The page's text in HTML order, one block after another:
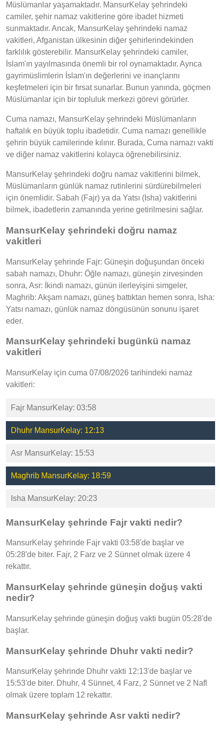
Müslümanlar yaşamaktadır. MansurKelay şehrindeki
camiler, şehir namaz vakitlerine göre ibadet hizmeti
sunmaktadır. Ancak, MansurKelay şehrindeki namaz
vakitleri, Afganistan ülkesinin diğer şehirlerindekinden
farklılık gösterebilir. MansurKelay şehrindeki camiler,
İslam'ın yayılmasında önemli bir rol oynamaktadır. Ayrıca
gayrimüslimlerin İslam'ın değerlerini ve inançlarını
keşfetmeleri için bir fırsat sunarlar. Bunun yanında, göçmen
Müslümanlar için bir topluluk merkezi görevi görürler.
Cuma namazı, MansurKelay şehrindeki Müslümanların
haftalık en büyük toplu ibadetidir. Cuma namazı genellikle
şehrin büyük camilerinde kılınır. Burada, Cuma namazı vakti
ve diğer namaz vakitlerini kolayca öğrenebilirsiniz.
MansurKelay şehrindeki doğru namaz vakitlerini bilmek,
Müslümanların günlük namaz rutinlerini sürdürebilmeleri
için önemlidir. Sabah (Fajr) ya da Yatsı (Isha) vakitlerini
bilmek, ibadetlerin zamanında yerine getirilmesini sağlar.
MansurKelay şehrindeki doğru namaz
vakitleri
MansurKelay şehrinde Fajr: Güneşin doğuşundan önceki
sabah namazı, Dhuhr: Öğle namazı, güneşin zirvesinden
sonra, Asr: İkindi namazı, günün ilerleyişini simgeler,
Maghrib: Akşam namazı, güneş battıktan hemen sonra, Isha:
Yatsı namazı, günlük namaz döngüsünün sonunu işaret
eder.
MansurKelay şehrindeki bugünkü namaz
vakitleri
MansurKelay için cuma 07/08/2026 tarihindeki namaz
vakitleri:
Fajr MansurKelay: 03:58
Dhuhr MansurKelay: 12:13
Asr MansurKelay: 15:53
Maghrib MansurKelay: 18:59
Isha MansurKelay: 20:23
MansurKelay şehrinde Fajr vakti nedir?
MansurKelay şehrinde Fajr vakti 03:58'de başlar ve
05:28'de biter. Fajr, 2 Farz ve 2 Sünnet olmak üzere 4
rekattır.
MansurKelay şehrinde güneşin doğuş vakti
nedir?
MansurKelay şehrinde güneşin doğuş vakti bugün 05:28'de
başlar.
MansurKelay şehrinde Dhuhr vakti nedir?
MansurKelay şehrinde Dhuhr vakti 12:13'de başlar ve
15:53'de biter. Dhuhr, 4 Sünnet, 4 Farz, 2 Sünnet ve 2 Nafl
olmak üzere toplam 12 rekattır.
MansurKelay şehrinde Asr vakti nedir?